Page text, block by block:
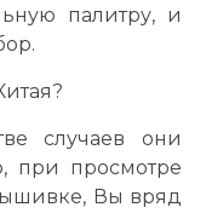
палитру, и
случаев они
при просмотре
Вы вряд